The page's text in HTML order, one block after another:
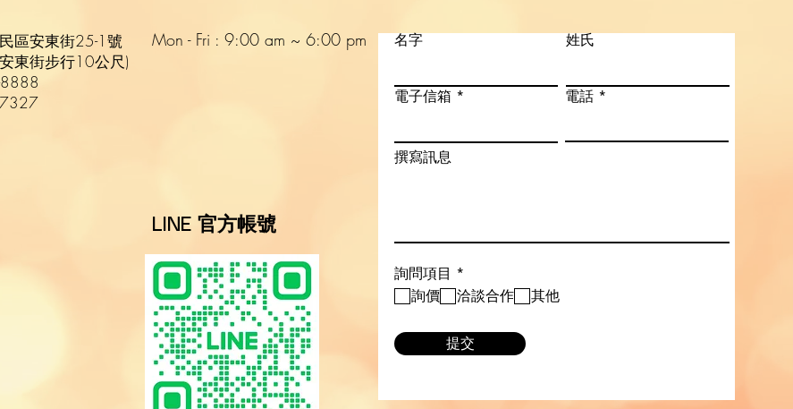
區安東街25-1號
東街步行10公尺)
Mon - Fri : 9:00 am ~ 6:00 pm​​ 名字
電子信箱
姓氏
電話
撰寫訊息
詢問項目 *
填
詢價 洽談合作 其他
提交
LINE 官方帳號